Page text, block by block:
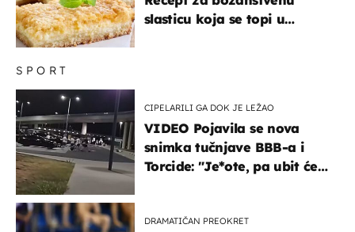
SPORT
CIPELARILI GA DOK JE LEŽAO
VIDEO Pojavila se nova
snimka tučnjave BBB-a i
Torcide: "Je*ote, pa ubit će
DRAMATIČAN PREOKRET
slasticu koja se topi u